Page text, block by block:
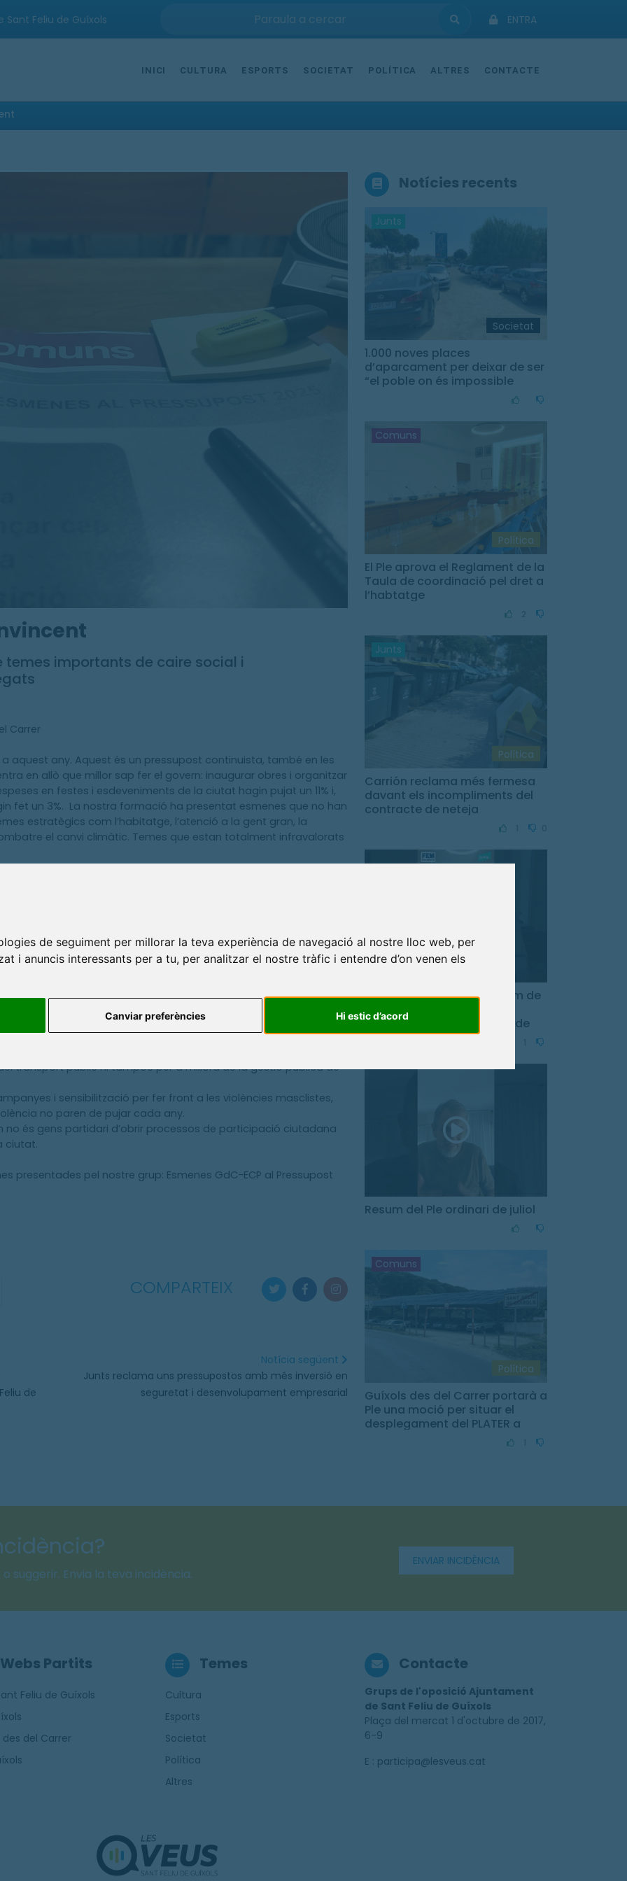
de seguiment per millorar la teva experiència de navegació al nostre lloc web, per
i anuncis interessants per a tu, per analitzar el nostre tràfic i entendre d’on venen els
Hi estic d’acord
Canviar preferències
Feliu de Guíxols ENTRA
INICI CULTURA ESPORTS SOCIETAT POLÍTICA ALTRES CONTACTE
importants de caire social i
Carrer
aquest any. Aquest és un pressupost continuista, també en les
en allò que millor sap fer el govern: inaugurar obres i organitzar
en festes i esdeveniments de la ciutat hagin pujat un 11% i,
fet un 3%. La nostra formació ha presentat esmenes que no han
estratègics com l’habitatge, l’atenció a la gent gran, la
el canvi climàtic. Temes que estan totalment infravalorats
de la nova residència per a gent gran, que segons el pressupost
per a aquest 2025, una inversió en polítiques d’habitatge
euros, el 0,4% del pressupost, i es confirma que de moment
els propers dos anys.
energia sostenible en instal·lacions i equipaments municipals,
i dels camins de ronda. El accessos de Cala Ametller i Cala
residus. El tancament amb xip dels contenidors, que el govern
continua pendent i no s’espera a curt termini.
transport públic ni tampoc per a millora de la gestió pública de
i sensibilització per fer front a les violències masclistes,
no paren de pujar cada any.
és gens partidari d’obrir processos de participació ciutadana
ciutat.
presentades pel nostre grup: Esmenes GdC-ECP al Pressupost
COMPARTEIX
de
Notícia següent
Junts reclama uns pressupostos amb més inversió en
seguretat i desenvolupament empresarial
Notícies recents
Junts
Societat
1.000 noves places
d’aparcament per deixar de ser
“el poble on és impossible
Comuns
Política
El Ple aprova el Reglament de la
Taula de coordinació pel dret a
l’habtatge
Junts
Política
Carrión reclama més fermesa
davant els incompliments del
contracte de neteja
Toni Carrión ens fa el resum de
la sessió plenària de
l'Ajuntament de Sant Feliu de
Guíxols.
Resum del Ple ordinari de juliol
Comuns
Política
Guíxols des del Carrer portarà a
Ple una moció per situar el
desplegament del PLATER a
suggerir. Envia la teva incidència.
ENVIAR INCIDÈNCIA
Webs Partits
Feliu de Guíxols
des del Carrer
Temes
Cultura
Esports
Societat
Política
Altres
Contacte
Grups de l'oposició Ajuntament
de Sant Feliu de Guíxols
Plaça del mercat 1 d'octubre de 2017,
6-9
E : participa@lesveus.cat